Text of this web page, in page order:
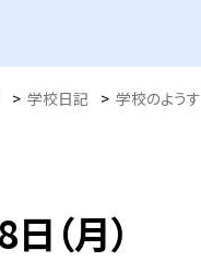
> 学校日記 > 学校のようす
（月）